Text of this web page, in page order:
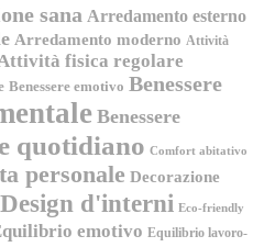
sana Arredamento esterno
Arredamento moderno Attività
fisica regolare
Benessere emotivo Benessere
Benessere
quotidiano Comfort abitativo
personale Decorazione
Design d'interni Eco-friendly
emotivo Equilibrio lavoro-